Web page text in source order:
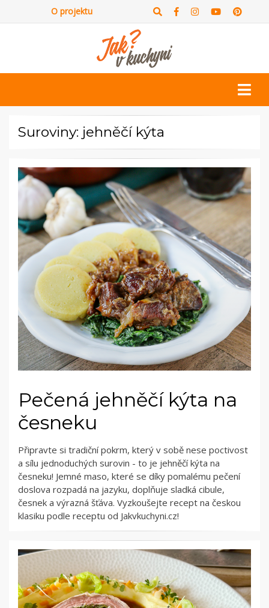
O projektu
Suroviny: jehněčí kýta
Pečená jehněčí kýta na
česneku
Připravte si tradiční pokrm, který v sobě nese poctivost
a sílu jednoduchých surovin - to je jehněčí kýta na
česneku! Jemné maso, které se díky pomalému pečení
doslova rozpadá na jazyku, doplňuje sladká cibule,
česnek a výrazná šťáva. Vyzkoušejte recept na českou
klasiku podle receptu od Jakvkuchyni.cz!